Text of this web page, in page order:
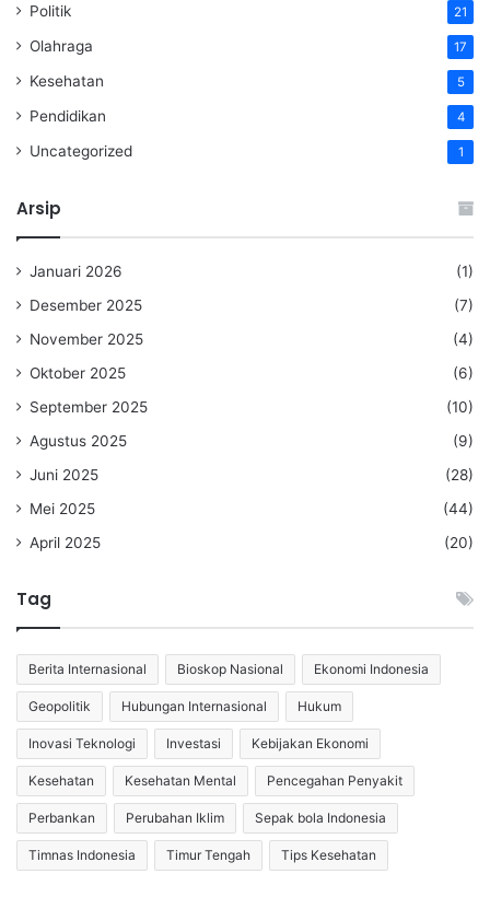
Politik 21
Olahraga 17
Kesehatan 5
Pendidikan 4
Uncategorized 1
Arsip
Januari 2026
(1)
Desember 2025
(7)
November 2025
(4)
Oktober 2025
(6)
September 2025
(10)
Agustus 2025
(9)
Juni 2025
(28)
Mei 2025
(44)
April 2025
(20)
Tag
Berita Internasional Bioskop Nasional Ekonomi Indonesia
Geopolitik Hubungan Internasional Hukum
Inovasi Teknologi Investasi Kebijakan Ekonomi
Kesehatan Kesehatan Mental Pencegahan Penyakit
Perbankan Perubahan Iklim Sepak bola Indonesia
Timnas Indonesia Timur Tengah Tips Kesehatan